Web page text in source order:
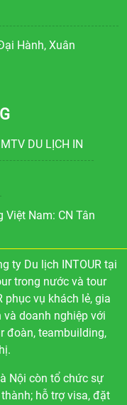
Hành, Xuân
DU LỊCH IN
Việt Nam: CN Tân
ty Du lịch INTOUR tại
trong nước và tour
phục vụ khách lẻ, gia
doanh nghiệp với
đoàn, teambuilding,
Nội còn tổ chức sự
hỗ trợ visa, đặt